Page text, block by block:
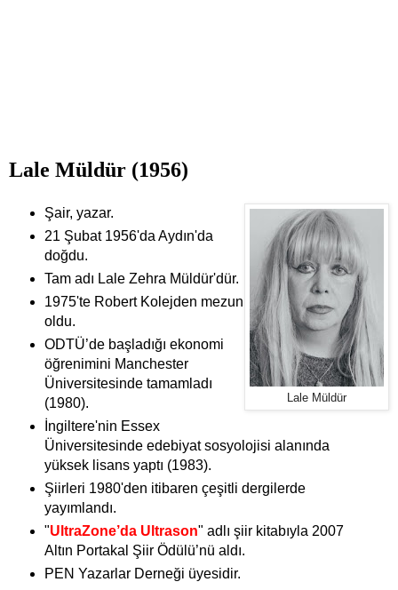
Lale Müldür (1956)
Lale Müldür
Şair, yazar.
21 Şubat 1956'da Aydın'da
doğdu.
Tam adı Lale Zehra Müldür'dür.
1975'te Robert Kolejden mezun
oldu.
ODTÜ’de başladığı ekonomi
öğrenimini Manchester
Üniversitesinde tamamladı
(1980).
İngiltere'nin Essex
Üniversitesinde edebiyat sosyolojisi alanında
yüksek lisans yaptı (1983).
Şiirleri 1980'den itibaren çeşitli dergilerde
yayımlandı.
"UltraZone’da Ultrason" adlı şiir kitabıyla 2007
Altın Portakal Şiir Ödülü’nü aldı.
PEN Yazarlar Derneği üyesidir.